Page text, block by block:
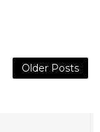
Older Posts